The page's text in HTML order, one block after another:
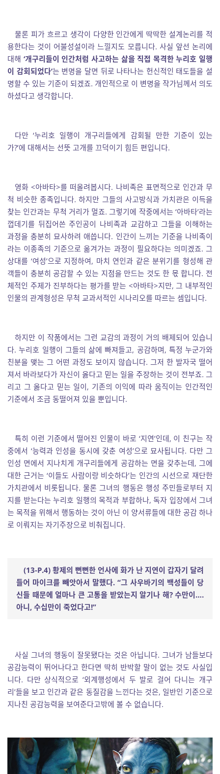
물론 피가 흐르고 생각이 다양한 인간에게 딱딱한 설계논리를 적
용한다는 것이 어불성설이라 느낄지도 모릅니다. 사실 앞선 논리에
대해 ‘개구리들이 인간처럼 사고하는 삶을 직접 목격한 누리호 일행
이 감회되었다’는 변명을 달면 뒤로 나타나는 헌신적인 태도들을 설
명할 수 있는 기준이 되겠죠. 개인적으로 이 변명을 작가님께서 의도
하셨다고 생각합니다.
다만 ‘누리호 일행이 개구리들에게 감회될 만한 기준이 있는
가?’에 대해서는 선뜻 고개를 끄덕이기 힘든 편입니다.
영화 <아바타>를 떠올려봅시다. 나비족은 표면적으로 인간과 무
척 비슷한 종족입니다. 하지만 그들의 사고방식과 가치관은 이득을
찾는 인간과는 무척 거리가 멀죠. 그렇기에 작중에서는 ‘아바타’라는
껍데기를 뒤집어쓴 주인공이 나비족과 교감하고 그들을 이해하는
과정을 충분히 묘사하려 애씁니다. 인간이 느끼는 기준을 나비족이
라는 이종족의 기준으로 옮겨가는 과정이 필요하다는 의미겠죠. 그
상대를 ‘여성’으로 지정하여, 마치 연인과 같은 분위기를 형성해 관
객들이 충분히 공감할 수 있는 지점을 만드는 것도 한 몫 합니다. 전
체적인 주제가 진부하다는 평가를 받는 <아바타>지만, 그 내부적인
인물의 관계형성은 무척 교과서적인 시나리오를 따르는 셈입니다.
하지만 이 작품에서는 그런 교감의 과정이 거의 배제되어 있습니
다. 누리호 일행이 그들의 삶에 빠져들고, 공감하며, 특정 누군가와
친분을 맺는 그 어떤 과정도 보이지 않습니다. 그저 한 발자국 떨어
져서 바라보다가 자신이 옳다고 믿는 일을 주장하는 것이 전부죠. 그
리고 그 옳다고 믿는 일이, 기존의 이익에 따라 움직이는 인간적인
기준에서 조금 동떨어져 있을 뿐입니다.
특히 이런 기준에서 떨어진 인물이 바로 ‘지연’인데, 이 친구는 작
중에서 ‘능력과 인성을 동시에 갖춘 여성’으로 묘사됩니다. 다만 그
인성 면에서 지나치게 개구리들에게 공감하는 면을 갖추는데, 그에
대한 근거는 ‘이들도 사람이랑 비슷하다’는 인간의 시선으로 재단한
가치관에서 비롯됩니다. 물론 그녀의 행동은 행성 주민들로부터 지
지를 받는다는 누리호 일행의 목적과 부합하나, 독자 입장에서 그녀
는 목적을 위해서 행동하는 것이 아닌 이 양서류들에 대한 공감 하나
로 이뤄지는 자기주장으로 비춰집니다.
(13-P.4) 황제의 뻔뻔한 언사에 화가 난 지연이 갑자기 달려
들어 마이크를 빼앗아서 말했다. “그 사우바기의 백성들이 당
신들 때문에 얼마나 큰 고통을 받았는지 알기나 해? 수만이….
아니, 수십만이 죽었다고!”
사실 그녀의 행동이 잘못됐다는 것은 아닙니다. 그녀가 남들보다
공감능력이 뛰어나다고 한다면 딱히 반박할 말이 없는 것도 사실입
니다. 다만 상식적으로 ‘외계행성에서 두 발로 걸어 다니는 개구
리’들을 보고 인간과 같은 동질감을 느낀다는 것은, 일반인 기준으로
지나친 공감능력을 보여준다고밖에 볼 수 없습니다.